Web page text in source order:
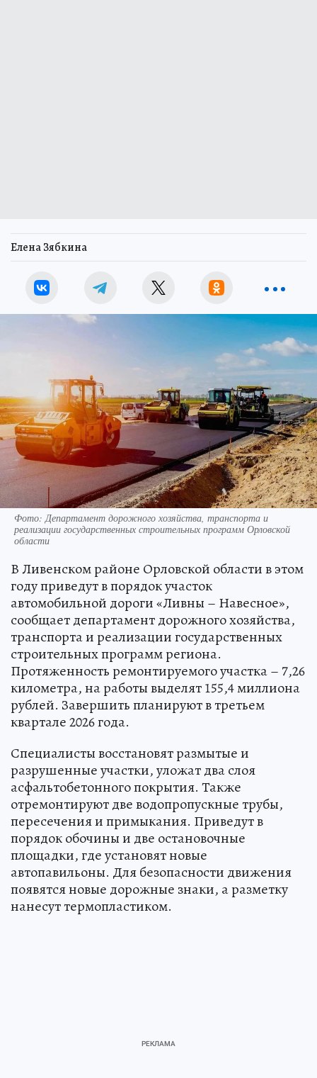
Елена Зябкина
Фото: Департамент дорожного хозяйства, транспорта и
реализации государственных строительных программ Орловской
области
В Ливенском районе Орловской области в этом
году приведут в порядок участок
автомобильной дороги «Ливны – Навесное»,
сообщает департамент дорожного хозяйства,
транспорта и реализации государственных
строительных программ региона.
Протяженность ремонтируемого участка – 7,26
километра, на работы выделят 155,4 миллиона
рублей. Завершить планируют в третьем
квартале 2026 года.
Специалисты восстановят размытые и
разрушенные участки, уложат два слоя
асфальтобетонного покрытия. Также
отремонтируют две водопропускные трубы,
пересечения и примыкания. Приведут в
порядок обочины и две остановочные
площадки, где установят новые
автопавильоны. Для безопасности движения
появятся новые дорожные знаки, а разметку
нанесут термопластиком.